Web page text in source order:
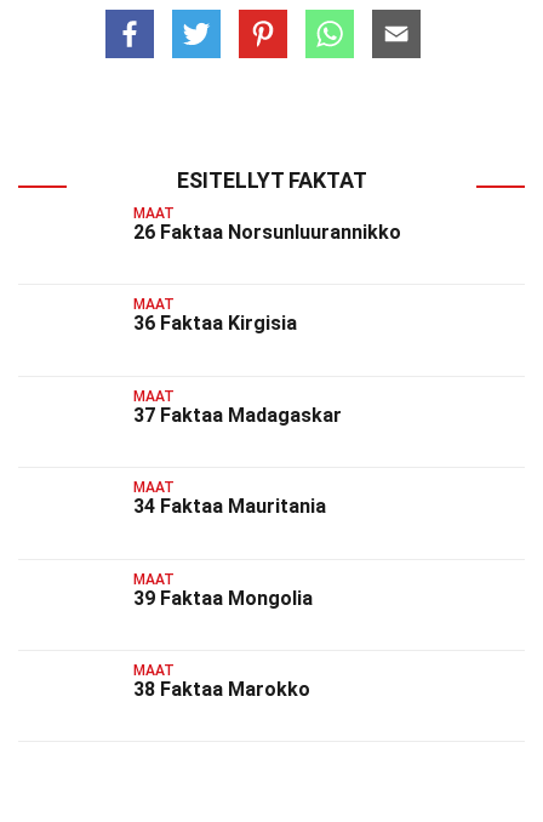
ESITELLYT FAKTAT
MAAT
26 Faktaa Norsunluurannikko
MAAT
36 Faktaa Kirgisia
MAAT
37 Faktaa Madagaskar
MAAT
34 Faktaa Mauritania
MAAT
39 Faktaa Mongolia
MAAT
38 Faktaa Marokko